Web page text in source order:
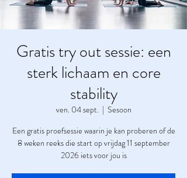
Gratis try out sessie: een
sterk lichaam en core
stability
ven. 04 sept.
  |
Sesoon
Een gratis proefsessie waarin je kan proberen of de
8 weken reeks die start op vrijdag 11 september
2026 iets voor jou is